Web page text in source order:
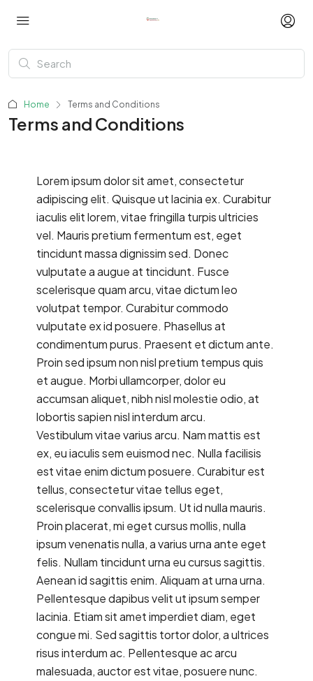
Home Terms and Conditions
Terms and Conditions
Lorem ipsum dolor sit amet, consectetur
adipiscing elit. Quisque ut lacinia ex. Curabitur
iaculis elit lorem, vitae fringilla turpis ultricies
vel. Mauris pretium fermentum est, eget
tincidunt massa dignissim sed. Donec
vulputate a augue at tincidunt. Fusce
scelerisque quam arcu, vitae dictum leo
volutpat tempor. Curabitur commodo
vulputate ex id posuere. Phasellus at
condimentum purus. Praesent et dictum ante.
Proin sed ipsum non nisl pretium tempus quis
et augue. Morbi ullamcorper, dolor eu
accumsan aliquet, nibh nisl molestie odio, at
lobortis sapien nisl interdum arcu.
Vestibulum vitae varius arcu. Nam mattis est
ex, eu iaculis sem euismod nec. Nulla facilisis
est vitae enim dictum posuere. Curabitur est
tellus, consectetur vitae tellus eget,
scelerisque convallis ipsum. Ut id nulla mauris.
Proin placerat, mi eget cursus mollis, nulla
ipsum venenatis nulla, a varius urna ante eget
felis. Nullam tincidunt urna eu cursus sagittis.
Aenean id sagittis enim. Aliquam at urna urna.
Pellentesque dapibus velit ut ipsum semper
lacinia. Etiam sit amet imperdiet diam, eget
congue mi. Sed sagittis tortor dolor, a ultrices
risus interdum ac. Pellentesque ac arcu
malesuada, auctor est vitae, posuere nunc.